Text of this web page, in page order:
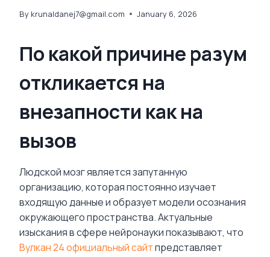
By krunaldanej7@gmail.com January 6, 2026
По какой причине разум
откликается на
внезапности как на
вызов
Людской мозг является запутанную
организацию, которая постоянно изучает
входящую данные и образует модели осознания
окружающего пространства. Актуальные
изыскания в сфере нейронауки показывают, что
Вулкан 24 официальный сайтпредставляет